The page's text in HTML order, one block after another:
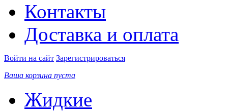
Контакты
Доставка и оплата
Войти на сайт Зарегистрироваться
Ваша корзина пуста
Жидкие